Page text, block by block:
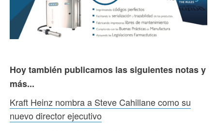
Hoy también publicamos las siguientes notas y
más...
Kraft Heinz nombra a Steve Cahillane como su
nuevo director ejecutivo